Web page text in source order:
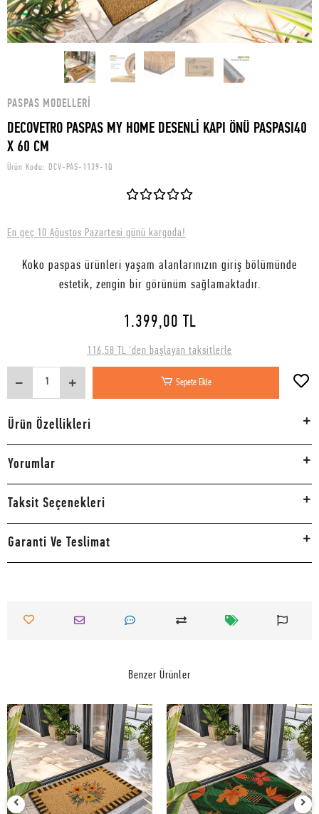
PASPAS MODELLERI
DECOVETRO PASPAS MY HOME DESENLİ KAPI ÖNÜ PASPASI40
X 60 CM
Ürün Kodu: DCV-PAS-1139-1Q
En geç 10 Ağustos Pazartesi günü kargoda!
Koko paspas ürünleri yaşam alanlarınızın giriş bölümünde
estetik, zengin bir görünüm sağlamaktadır.
1.399,00 TL
116,58 TL 'den başlayan taksitlerle
Sepete Ekle
Ürün Özellikleri
Yorumlar
Taksit Seçenekleri
Garanti Ve Teslimat
Benzer Ürünler